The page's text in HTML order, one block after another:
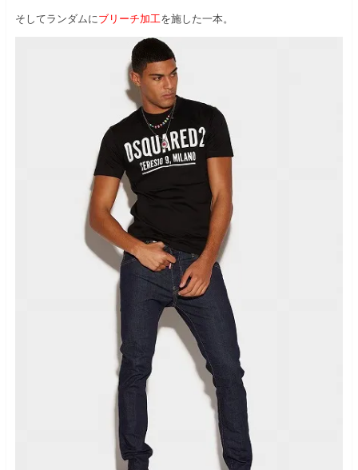
そしてランダムにブリーチ加工を施した一本。